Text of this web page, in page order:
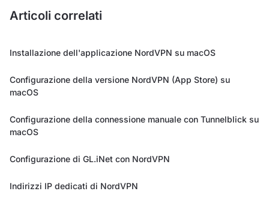
Articoli correlati
Installazione dell'applicazione NordVPN su macOS
Configurazione della versione NordVPN (App Store) su
macOS
Configurazione della connessione manuale con Tunnelblick su
macOS
Configurazione di GL.iNet con NordVPN
Indirizzi IP dedicati di NordVPN